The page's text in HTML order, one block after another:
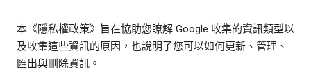
本《隱私權政策》旨在協助您瞭解 Google 收集的資訊類型以
及收集這些資訊的原因，也說明了您可以如何更新、管理、
匯出與刪除資訊。